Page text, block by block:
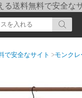
る送料無料で安全な
で安全なサイト >モンク